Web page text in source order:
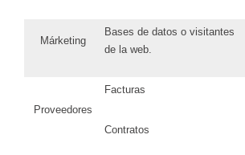
Márketing
Bases de datos o visitantes
de la web.
Proveedores
Facturas
Contratos